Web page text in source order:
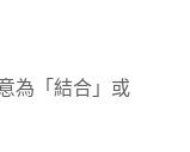
為「結合」或